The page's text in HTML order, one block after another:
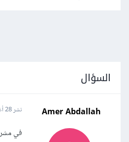
السؤال
Amer Abdallah نشر28 أغسطس 2021